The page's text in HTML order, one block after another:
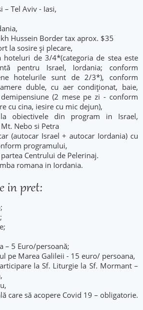
– Tel Aviv - Iasi,
Hussein Border tax aprox. $35
la sosire şi plecare,
hoteluri de 3/4*(categoria de stea este
pentru Israel, Iordania; conform
hotelurile sunt de 2/3*), conform
duble, cu aer condiţionat, baie,
(2 mese pe zi - conform
cu cina, iesire cu mic dejun),
obiectivele din program in Israel,
Nebo si Petra
(autocar Israel + autocar Iordania) cu
programului,
Centrului de Pelerinaj.
romana in Iordania.
in pret:
– 5 Euro/persoană;
pe Marea Galileii - 15 euro/ persoana,
la Sf. Liturgie la Sf. Mormant –
care să acopere Covid 19 – obligatorie.